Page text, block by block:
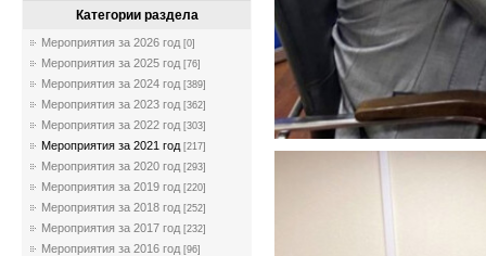
Категории раздела
Мероприятия за 2026 год [0]
Мероприятия за 2025 год [76]
Мероприятия за 2024 год [389]
Мероприятия за 2023 год [362]
Мероприятия за 2022 год [303]
Мероприятия за 2021 год [217]
Мероприятия за 2020 год [293]
Мероприятия за 2019 год [220]
Мероприятия за 2018 год [252]
Мероприятия за 2017 год [232]
Мероприятия за 2016 год [96]